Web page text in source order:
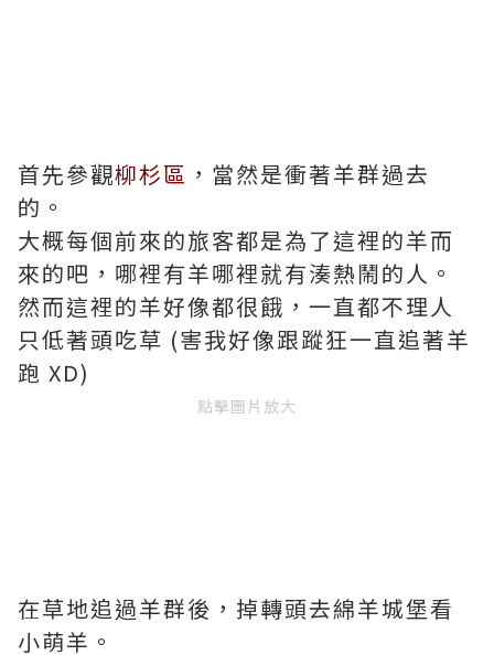
首先參觀柳杉區 ，當然是衝著羊群過去
的。
大概每個前來的旅客都是為了這裡的羊而
來的吧，哪裡有羊哪裡就有湊熱鬧的人。
然而這裡的羊好像都很餓，一直都不理人
只低著頭吃草 (害我好像跟蹤狂一直追著羊
跑 XD)
點擊圖片放大
在草地追過羊群後，掉轉頭去綿羊城堡看
小萌羊。